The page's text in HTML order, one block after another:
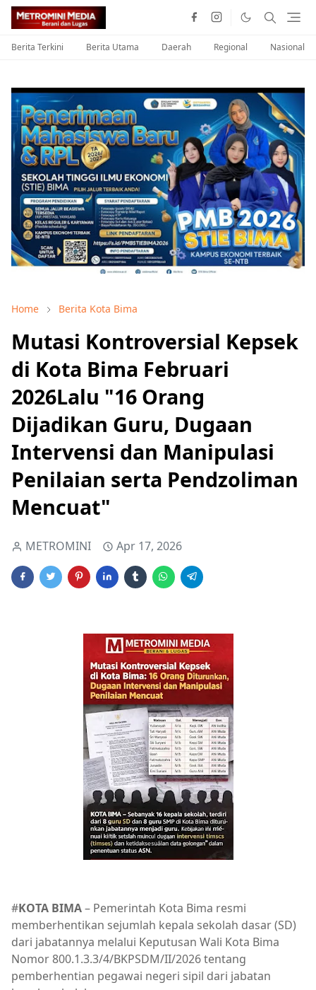
Berita Terkini Berita Utama Daerah Regional Nasional
Home Berita Kota Bima
Mutasi Kontroversial Kepsek
di Kota Bima Februari
2026Lalu "16 Orang
Dijadikan Guru, Dugaan
Intervensi dan Manipulasi
Penilaian serta Pendzoliman
Mencuat"
METROMINI Apr 17, 2026
#KOTA BIMA– Pemerintah Kota Bima resmi
memberhentikan sejumlah kepala sekolah dasar (SD)
dari jabatannya melalui Keputusan Wali Kota Bima
Nomor 800.1.3.3/4/BKPSDM/II/2026 tentang
pemberhentian pegawai negeri sipil dari jabatan